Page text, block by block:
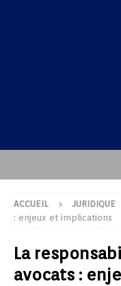
ACCUEIL JURIDIQUE
: enjeux et implications
La
avocats :